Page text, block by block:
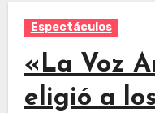
Espectáculos
«La Voz
eligió a